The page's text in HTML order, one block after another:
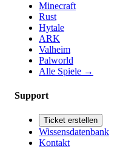
Minecraft
Rust
Hytale
ARK
Valheim
Palworld
Alle Spiele →
Support
Ticket erstellen
Wissensdatenbank
Kontakt